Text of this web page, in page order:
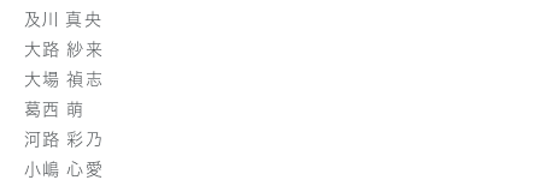
及川 真央
大路 紗来
大場 禎志
葛西 萌
河路 彩乃
小嶋 心愛